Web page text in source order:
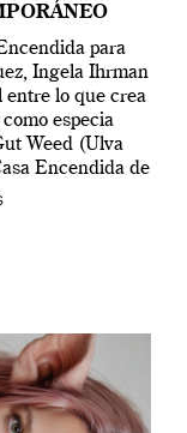
para
Ingela Ihrman
lo que crea
especia
Weed (Ulva
Encendida de